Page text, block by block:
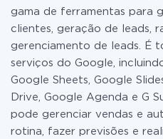
gama de ferramentas para
clientes, geração de leads,
gerenciamento de leads. É
serviços do Google,
Google Sheets, Google
Drive, Google Agenda e G
pode gerenciar vendas e
rotina, fazer previsões e